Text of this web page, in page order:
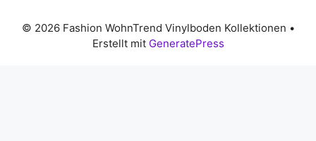
© 2026 Fashion WohnTrend Vinylboden Kollektionen •
Erstellt mit GeneratePress